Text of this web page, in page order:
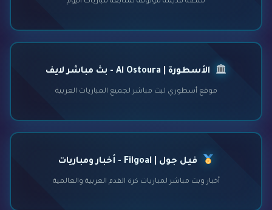
الأسطورة | Al Ostoura - بث مباشر لايف
موقع أسطوري لبث مباشر لجميع المباريات العربية
فيل جول | Filgoal - أخبار ومباريات
أخبار وبث مباشر لمباريات كرة القدم العربية والعالمية